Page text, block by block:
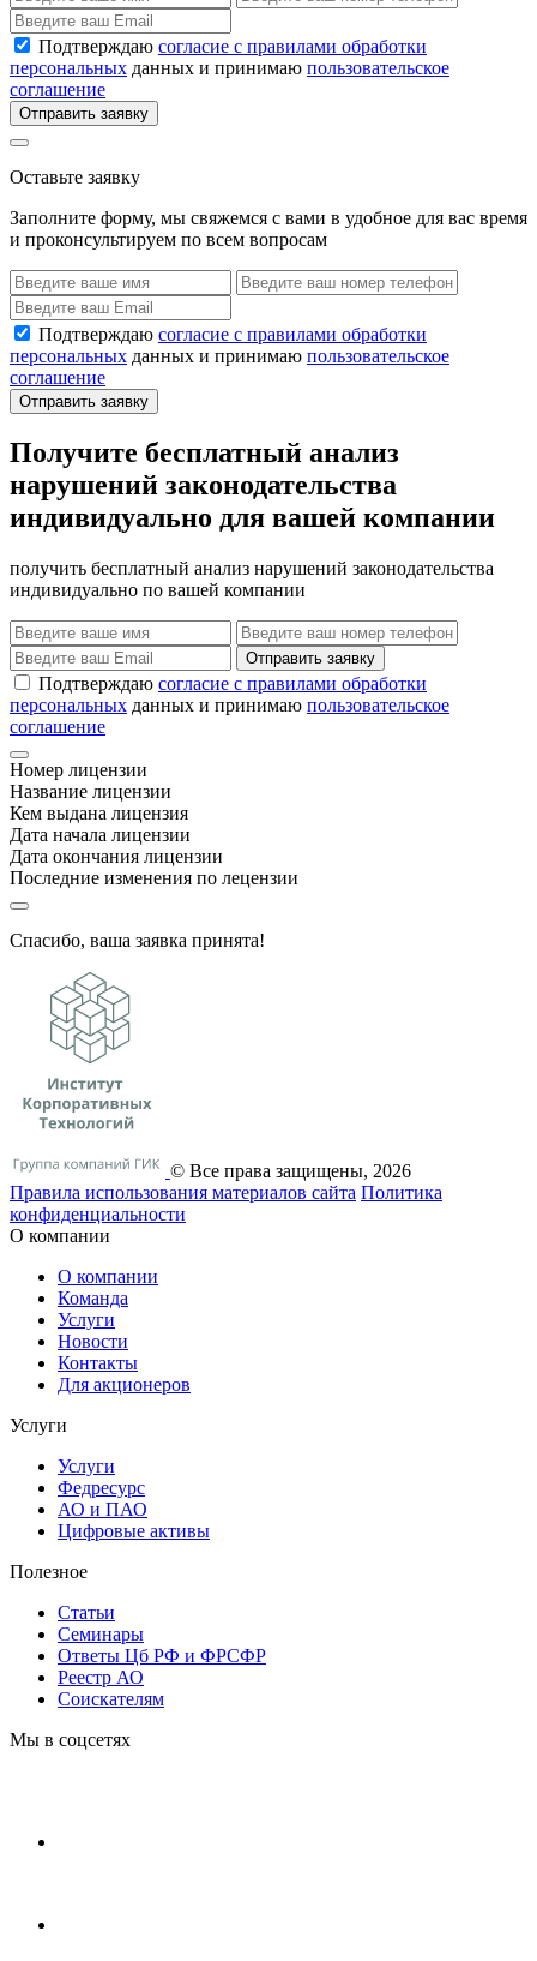
Подтверждаю согласие с правилами обработки
персональных данных и принимаю пользовательское
соглашение
Отправить заявку
Оставьте заявку
Заполните форму, мы свяжемся с вами в удобное для вас время
и проконсультируем по всем вопросам
Подтверждаю согласие с правилами обработки
персональных данных и принимаю пользовательское
соглашение
Отправить заявку
Получите бесплатный анализ
нарушений законодательства
индивидуально для вашей компании
получить бесплатный анализ нарушений законодательства
индивидуально по вашей компании
Отправить заявку
Подтверждаю согласие с правилами обработки
персональных данных и принимаю пользовательское
соглашение
Номер лицензии
Название лицензии
Кем выдана лицензия
Дата начала лицензии
Дата окончания лицензии
Последние изменения по лецензии
Спасибо, ваша заявка принята!
© Все права защищены, 2026
Правила использования материалов сайта Политика
конфиденциальности
О компании
О компании
Команда
Услуги
Новости
Контакты
Для акционеров
Услуги
Услуги
Федресурс
АО и ПАО
Цифровые активы
Полезное
Статьи
Cеминары
Ответы Цб РФ и ФРСФР
Реестр АО
Соискателям
Мы в соцсетях